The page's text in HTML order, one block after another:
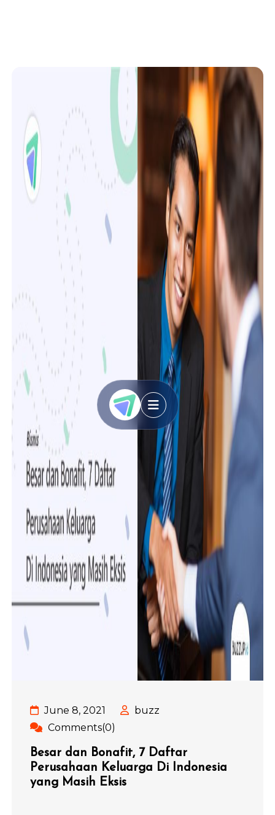
June 8, 2021
buzz
Comments(0)
Besar dan Bonafit, 7 Daftar
Perusahaan Keluarga Di Indonesia
yang Masih Eksis